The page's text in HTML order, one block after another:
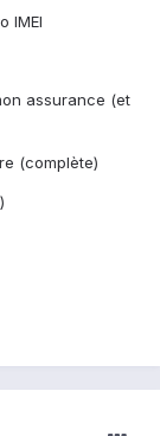
IMEI
assurance (et
(complète)